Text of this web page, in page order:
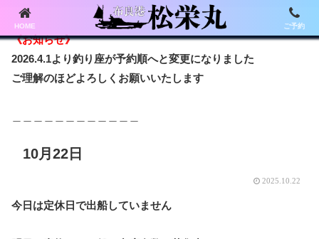
《お知らせ》
2026.4.1より釣り座が予約順へと変更になりました
ご理解のほどよろしくお願いいたします
10月22日
2025.10.22
今日は定休日で出船していません
HOME ご予約